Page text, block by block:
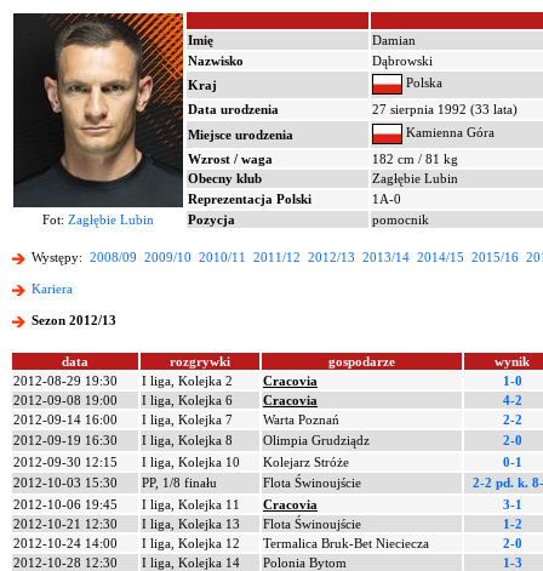
Imię
Damian
Nazwisko
Dąbrowski
Kraj
Polska
Data urodzenia
27 sierpnia 1992 (33 lata)
Miejsce urodzenia
Kamienna Góra
Wzrost / waga
182 cm / 81 kg
Obecny klub
Zagłębie Lubin
Reprezentacja Polski
1A-0
Fot: Zagłębie Lubin Pozycja pomocnik
Występy: 2008/09 2009/10 2010/11 2011/12 2012/13 2013/14 2014/15 2015/16
Kariera
Sezon 2012/13
data rozgrywki gospodarze
wynik
2012-08-29 19:30
I liga, Kolejka 2 Cracovia
1-0
2012-09-08 19:00
I liga, Kolejka 6 Cracovia
4-2
2012-09-14 16:00
I liga, Kolejka 7 Warta Poznań
2-2
2012-09-19 16:30
I liga, Kolejka 8 Olimpia Grudziądz
2-0
2012-09-30 12:15
I liga, Kolejka 10 Kolejarz Stróże
0-1
2012-10-03 15:30
PP, 1/8 finału Flota Świnoujście 2-2 pd. k.
2012-10-06 19:45
I liga, Kolejka 11 Cracovia
3-1
2012-10-21 12:30
I liga, Kolejka 13 Flota Świnoujście
1-2
2012-10-24 14:00
I liga, Kolejka 12 Termalica Bruk-Bet Nieciecza
2-0
2012-10-28 12:30
I liga, Kolejka 14 Polonia Bytom
1-3